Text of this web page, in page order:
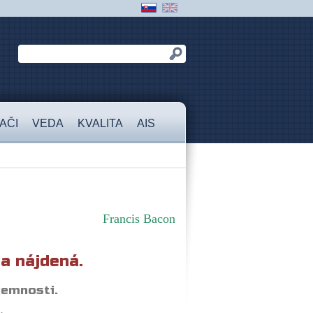
VEDA KVALITA AIS
Francis Bacon
nájdená.